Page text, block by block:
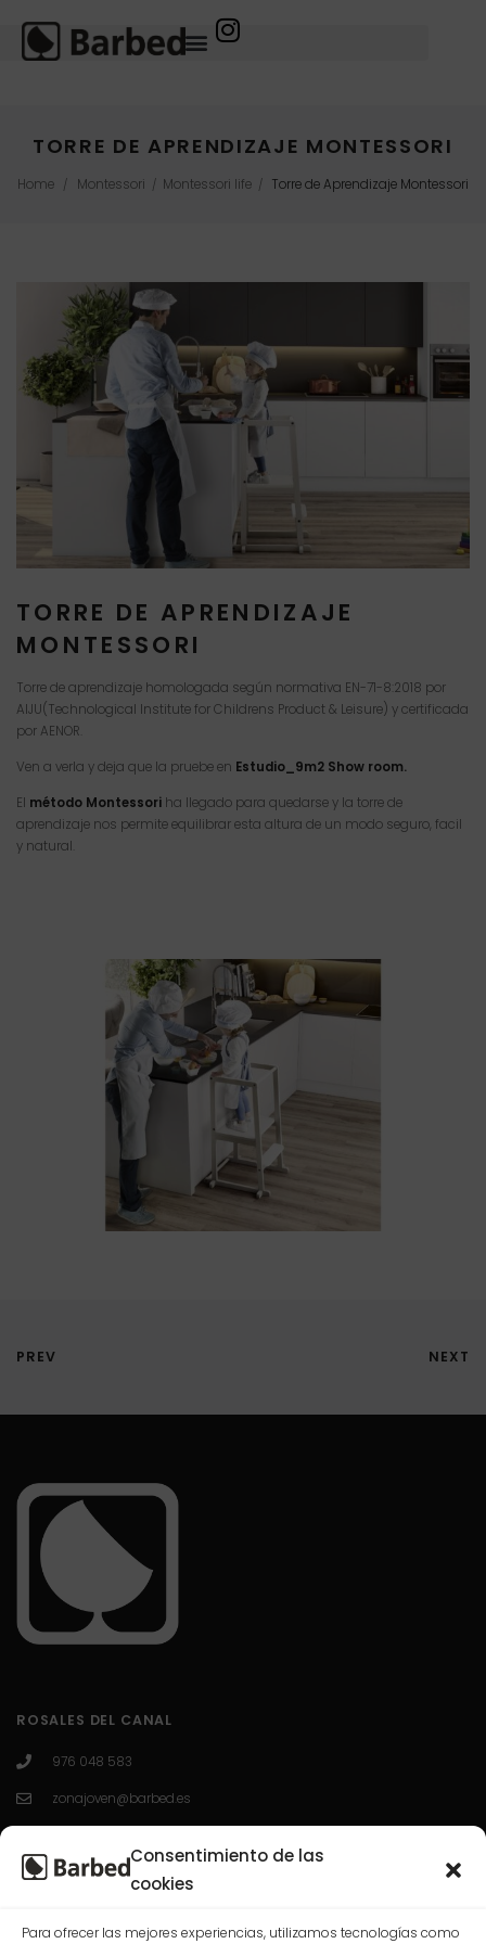
Consentimiento de las
cookies
Para ofrecer las mejores experiencias, utilizamos tecnologías como
TORRE DE APRENDIZAJE MONTESSORI
Home / Montessori / Montessori life / Torre de Aprendizaje Montessori
TORRE DE APRENDIZAJE
MONTESSORI
Torre de aprendizaje homologada según normativa EN-71-8:2018 por
AIJU(Technological Institute for Childrens Product & Leisure) y certificada
por AENOR.
Ven a verla y deja que la pruebe en Estudio_9m2 Show room.
El método Montessori ha llegado para quedarse y la torre de
aprendizaje nos permite equilibrar esta altura de un modo seguro, facil
y natural.
PREV NEXT
ROSALES DEL CANAL
976 048 583
zonajoven@barbed.es
L-V 10:00-13:30 / 16:30-20:00